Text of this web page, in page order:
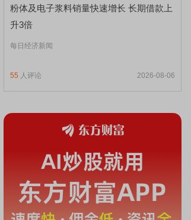
粉体及电子浆料销量快速增长 长期借款上
升3倍
每日经济新闻
55 人评论 2026-08-06